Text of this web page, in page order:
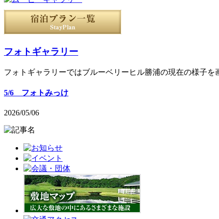
フォトギャラリー
フォトギャラリーではブルーベリーヒル勝浦の現在の様子を
5/6 フォトみっけ
2026/05/06